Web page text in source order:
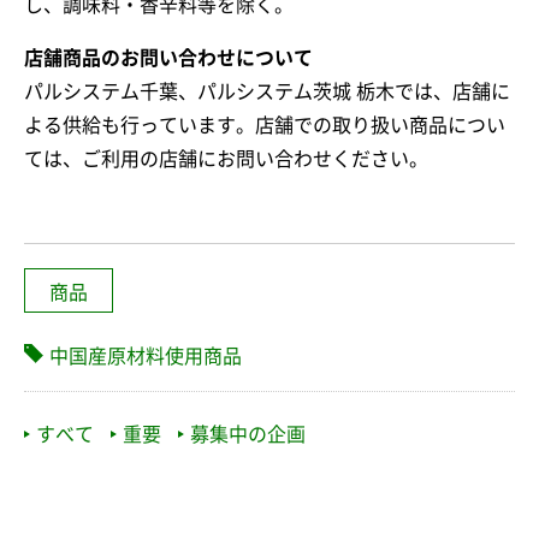
し、調味料・香辛料等を除く。
店舗商品のお問い合わせについて
パルシステム千葉、パルシステム茨城 栃木では、店舗に
よる供給も行っています。店舗での取り扱い商品につい
ては、ご利用の店舗にお問い合わせください。
商品
中国産原材料使用商品
すべて 重要 募集中の企画